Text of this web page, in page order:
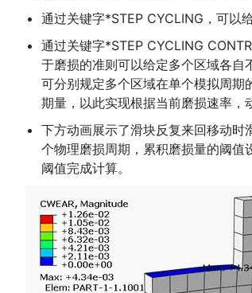
通过关键字*STEP CYCLING，可以
通过关键字*STEP CYCLING
于磨损的准则可以给定多个区域各
可分别规定多个区域在单个模拟周
期量，以此实现根据当前磨损速率，
下方动画展示了滑块反复来回移动
个物理磨损周期，累积磨损量的阈
阈值完成计算。